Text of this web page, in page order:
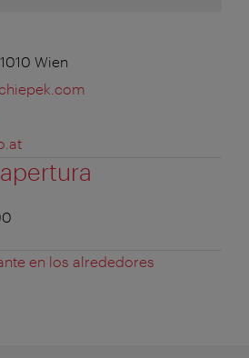
Wien
en los alrededores